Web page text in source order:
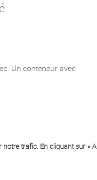
Un conteneur avec
trafic. En cliquant sur «